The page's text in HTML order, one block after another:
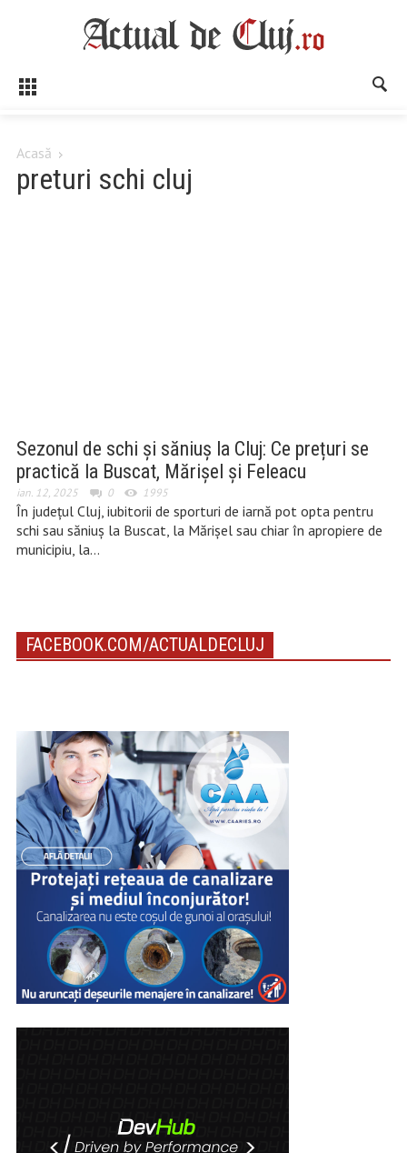
Acasă
preturi schi cluj
Sezonul de schi și săniuș la Cluj: Ce prețuri se
practică la Buscat, Mărișel și Feleacu
ian. 12, 2025 0 1995
În județul Cluj, iubitorii de sporturi de iarnă pot opta pentru
schi sau săniuș la Buscat, la Mărișel sau chiar în apropiere de
municipiu, la…
FACEBOOK.COM/ACTUALDECLUJ